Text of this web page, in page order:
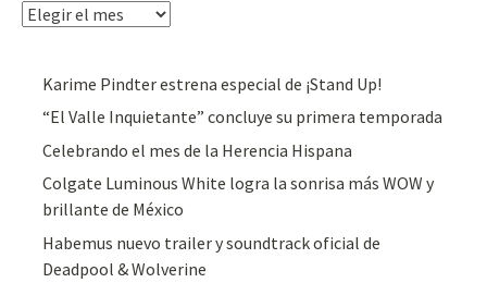
Archivos
Karime Pindter estrena especial de ¡Stand Up!
“El Valle Inquietante” concluye su primera temporada
Celebrando el mes de la Herencia Hispana
Colgate Luminous White logra la sonrisa más WOW y
brillante de México
Habemus nuevo trailer y soundtrack oficial de
Deadpool & Wolverine